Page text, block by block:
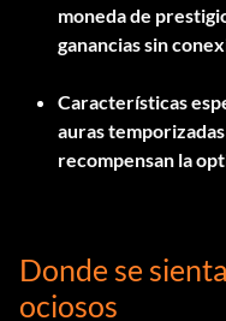
moneda de
ganancias sin
Características
auras
recompensan la
Donde se
ociosos